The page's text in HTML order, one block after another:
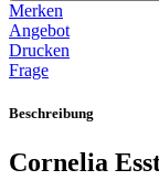
Merken
Angebot
Drucken
Frage
Beschreibung
Cornelia